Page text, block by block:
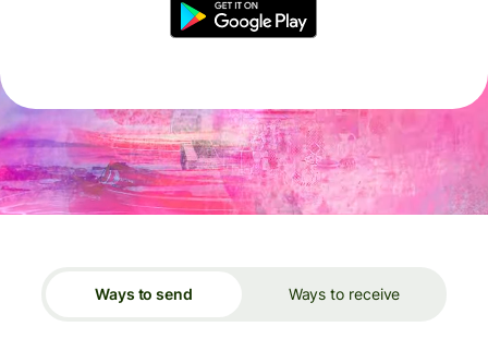
Ways to send Ways to receive